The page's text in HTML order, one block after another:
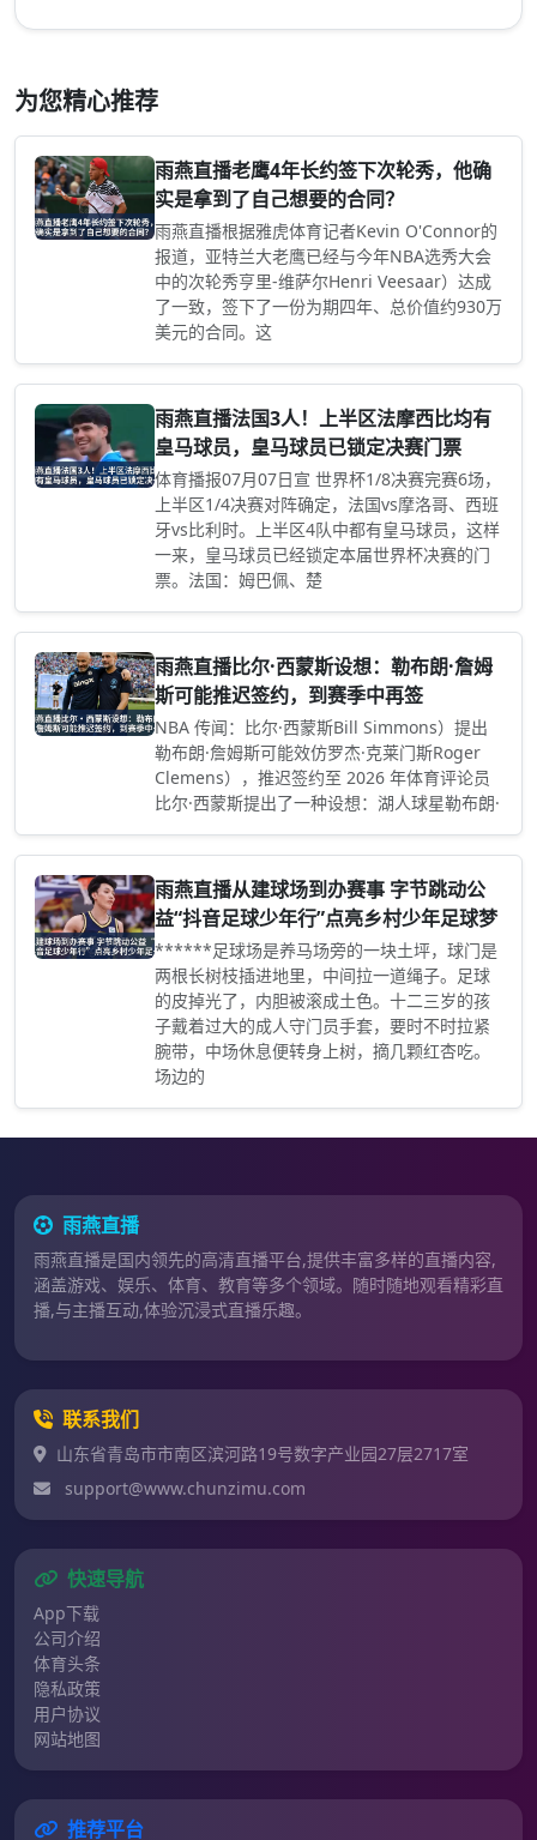
为您精心推荐
雨燕直播老鹰4年长约签下次轮秀，他确
实是拿到了自己想要的合同？
雨燕直播根据雅虎体育记者Kevin O'Connor的
报道，亚特兰大老鹰已经与今年NBA选秀大会
中的次轮秀亨里-维萨尔Henri Veesaar）达成
了一致，签下了一份为期四年、总价值约930万
美元的合同。这
雨燕直播法国3人！上半区法摩西比均有
皇马球员，皇马球员已锁定决赛门票
体育播报07月07日宣 世界杯1/8决赛完赛6场，
上半区1/4决赛对阵确定，法国vs摩洛哥、西班
牙vs比利时。上半区4队中都有皇马球员，这样
一来，皇马球员已经锁定本届世界杯决赛的门
票。法国：姆巴佩、楚
雨燕直播比尔·西蒙斯设想：勒布朗·詹姆
斯可能推迟签约，到赛季中再签
NBA 传闻：比尔·西蒙斯Bill Simmons）提出
勒布朗·詹姆斯可能效仿罗杰·克莱门斯Roger
Clemens），推迟签约至 2026 年体育评论员
比尔·西蒙斯提出了一种设想：湖人球星勒布朗·
雨燕直播从建球场到办赛事 字节跳动公
益“抖音足球少年行”点亮乡村少年足球梦
******足球场是养马场旁的一块土坪，球门是
两根长树枝插进地里，中间拉一道绳子。足球
的皮掉光了，内胆被滚成土色。十二三岁的孩
子戴着过大的成人守门员手套，要时不时拉紧
腕带，中场休息便转身上树，摘几颗红杏吃。
场边的
雨燕直播
雨燕直播是国内领先的高清直播平台,提供丰富多样的直播内容,
涵盖游戏、娱乐、体育、教育等多个领域。随时随地观看精彩直
播,与主播互动,体验沉浸式直播乐趣。
联系我们
山东省青岛市市南区滨河路19号数字产业园27层2717室
support@www.chunzimu.com
快速导航
App下载
公司介绍
体育头条
隐私政策
用户协议
网站地图
推荐平台